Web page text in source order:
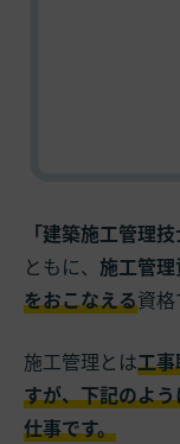
「建築施工管理技
ともに、 施工管
をおこなえる資格
施工管理とは工
すが、下記のよ
仕事です。